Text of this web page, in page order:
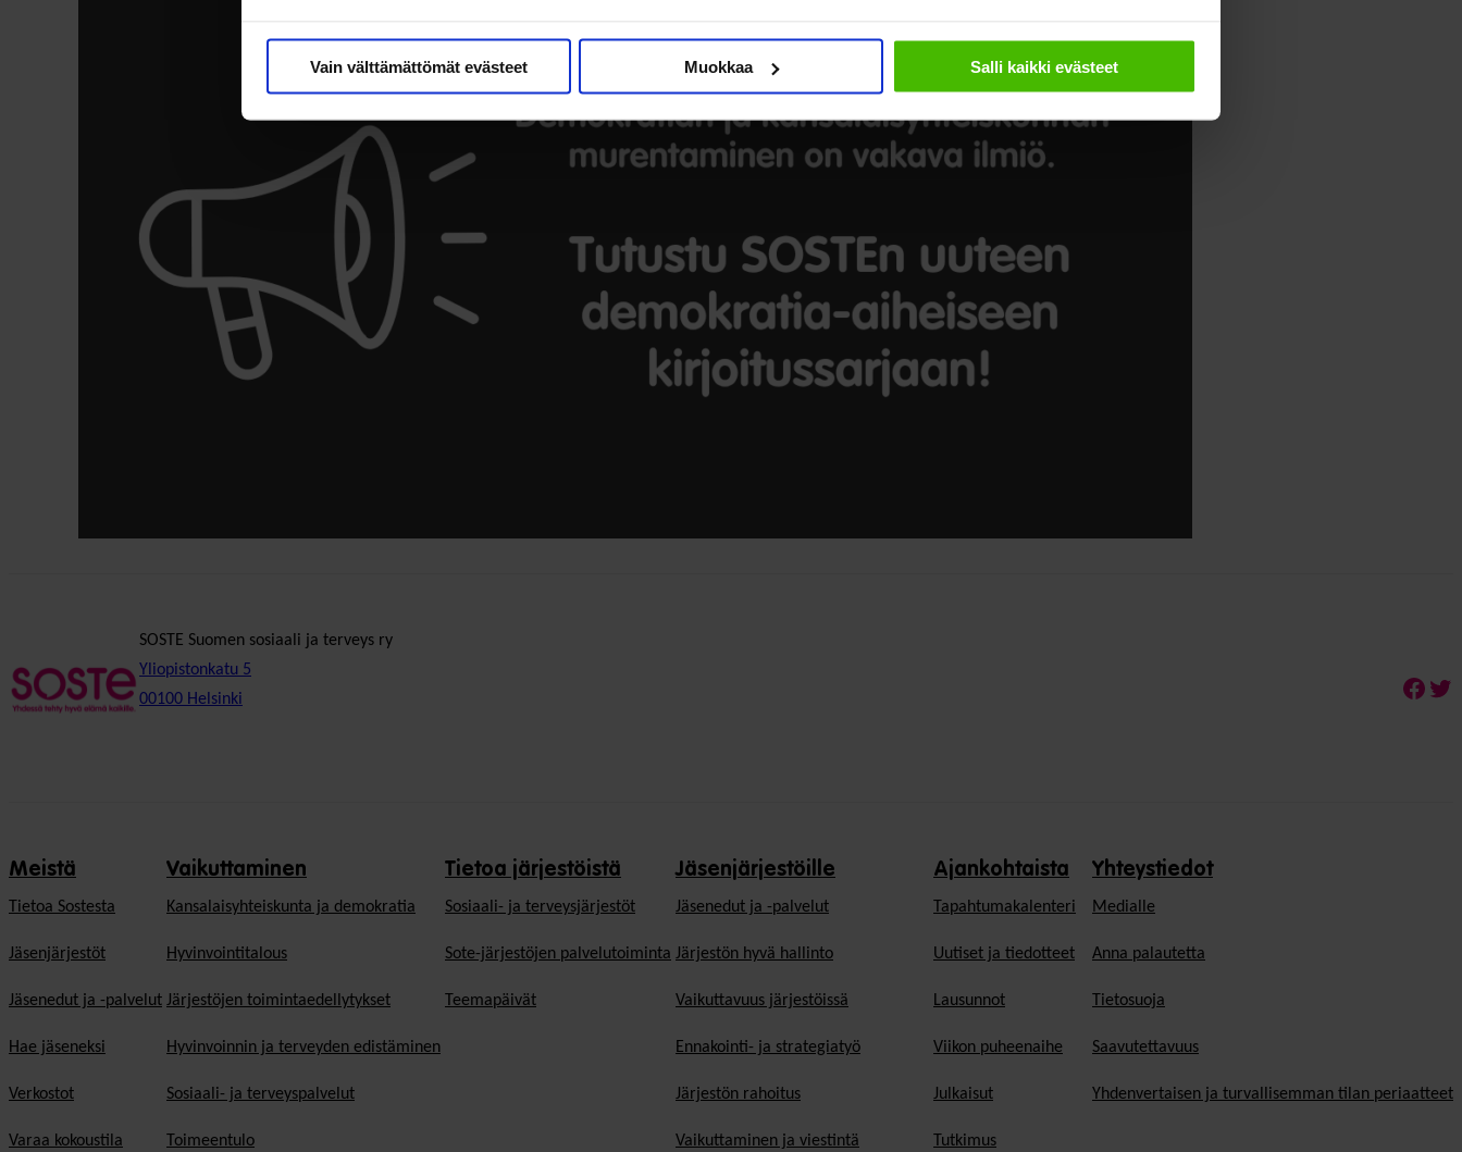
Vain välttämättömät evästeet Muokkaa Salli kaikki evästeet
SOSTE Suomen sosiaali ja terveys ry
Yliopistonkatu 5
00100 Helsinki
Meistä
Tietoa Sostesta
Jäsenjärjestöt
Jäsenedut ja -palvelut
Hae jäseneksi
Verkostot
Varaa kokoustila
Vaikuttaminen
Kansalaisyhteiskunta ja demokratia
Hyvinvointitalous
Järjestöjen toimintaedellytykset
Hyvinvoinnin ja terveyden edistäminen
Sosiaali- ja terveyspalvelut
Toimeentulo
Tietoa järjestöistä
Sosiaali- ja terveysjärjestöt
Sote-järjestöjen palvelutoiminta
Teemapäivät
Jäsenjärjestöille
Jäsen­edut ja -palvelut
Järjestön hyvä hallinto
Vaikuttavuus järjestöissä
Ennakointi- ja strategiatyö
Järjestön rahoitus
Vaikuttaminen ja viestintä
Ajankohtaista
Tapahtumakalenteri
Uutiset ja tiedotteet
Lausunnot
Viikon puheenaihe
Julkaisut
Tutkimus
Yhteystiedot
Medialle
Anna palautetta
Tietosuoja
Saavutettavuus
Yhdenvertaisen ja turvallisemman tilan periaatteet